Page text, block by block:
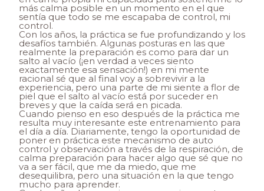
más calma posible en un momento en el que
sentía que todo se me escapaba de control, mi
control.
Con los años, la práctica se fue profundizando y los
desafíos también. Algunas posturas en las que
realmente la preparación es como para dar un
salto al vacío (¡en verdad a veces siento
exactamente esa sensación!) en mi mente
racional sé que al final voy a sobrevivir a la
experiencia, pero una parte de mi siente a flor de
piel que el salto al vacío está por suceder en
breves y que la caída será en picada.
Cuando pienso en eso después de la práctica me
resulta muy interesante este entrenamiento para
el día a día. Diariamente, tengo la oportunidad de
poner en práctica este mecanismo de auto
control y observación a través de la respiración, de
calma preparación para hacer algo que sé que no
va a ser fácil, que me da miedo, que me
desequilibra, pero una situación en la que tengo
mucho para aprender.